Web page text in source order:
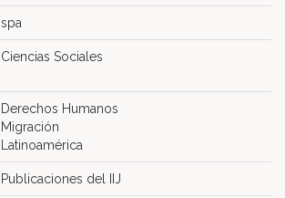
spa
Ciencias Sociales
Derechos Humanos
Migración
Latinoamérica
Publicaciones del IIJ